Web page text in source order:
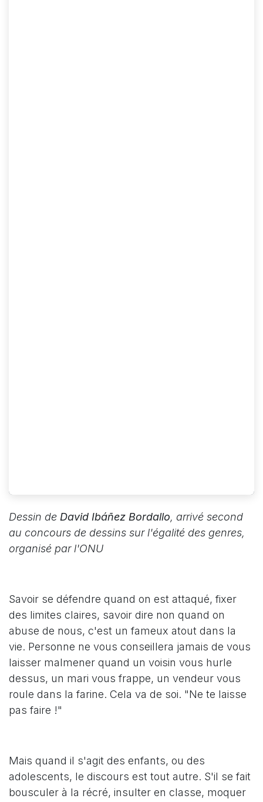
Dessin de David Ibáñez Bordallo, arrivé second
au concours de dessins sur l'égalité des genres,
organisé par l'ONU
Savoir se défendre quand on est attaqué, fixer
des limites claires, savoir dire non quand on
abuse de nous, c'est un fameux atout dans la
vie. Personne ne vous conseillera jamais de vous
laisser malmener quand un voisin vous hurle
dessus, un mari vous frappe, un vendeur vous
roule dans la farine. Cela va de soi. "Ne te laisse
pas faire !"
Mais quand il s'agit des enfants, ou des
adolescents, le discours est tout autre. S'il se fait
bousculer à la récré, insulter en classe, moquer